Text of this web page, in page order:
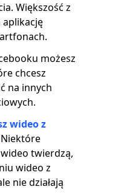
Większość z
aplikację
możesz
chcesz
na innych
wideo z
Niektóre
twierdzą,
wideo z
nie działają